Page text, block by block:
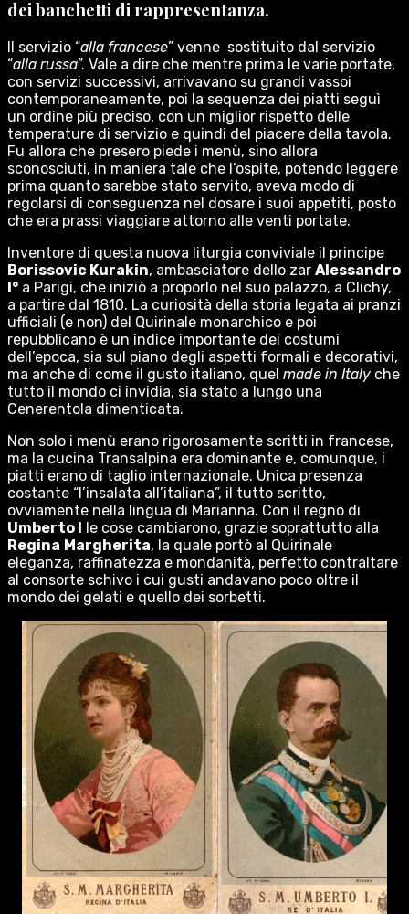
dei banchetti di rappresentanza.
Il servizio “alla francese” venne sostituito dal servizio
“alla russa”. Vale a dire che mentre prima le varie portate,
con servizi successivi, arrivavano su grandi vassoi
contemporaneamente, poi la sequenza dei piatti seguì
un ordine più preciso, con un miglior rispetto delle
temperature di servizio e quindi del piacere della tavola.
Fu allora che presero piede i menù, sino allora
sconosciuti, in maniera tale che l’ospite, potendo leggere
prima quanto sarebbe stato servito, aveva modo di
regolarsi di conseguenza nel dosare i suoi appetiti, posto
che era prassi viaggiare attorno alle venti portate.
Inventore di questa nuova liturgia conviviale il principe
Borissovic Kurakin, ambasciatore dello zar Alessandro
I° a Parigi, che iniziò a proporlo nel suo palazzo, a Clichy,
a partire dal 1810. La curiosità della storia legata ai pranzi
ufficiali (e non) del Quirinale monarchico e poi
repubblicano è un indice importante dei costumi
dell’epoca, sia sul piano degli aspetti formali e decorativi,
ma anche di come il gusto italiano, quel made in Italy che
tutto il mondo ci invidia, sia stato a lungo una
Cenerentola dimenticata.
Non solo i menù erano rigorosamente scritti in francese,
ma la cucina Transalpina era dominante e, comunque, i
piatti erano di taglio internazionale. Unica presenza
costante “l’insalata all’italiana”, il tutto scritto,
ovviamente nella lingua di Marianna. Con il regno di
Umberto I le cose cambiarono, grazie soprattutto alla
Regina Margherita, la quale portò al Quirinale
eleganza, raffinatezza e mondanità, perfetto contraltare
al consorte schivo i cui gusti andavano poco oltre il
mondo dei gelati e quello dei sorbetti.